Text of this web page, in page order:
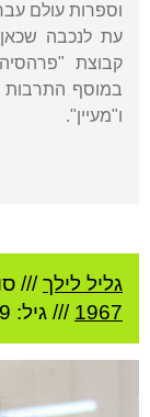
וספרות עולם
עת לנכבה
קבוצת
במוסף
ו"מעיין".
גליל לילך///
1967 /// גיל: 59